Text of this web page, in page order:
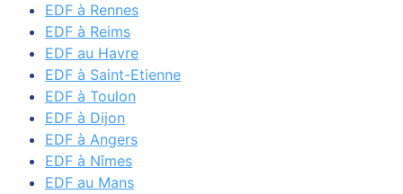
EDF à Rennes
EDF à Reims
EDF au Havre
EDF à Saint-Etienne
EDF à Toulon
EDF à Dijon
EDF à Angers
EDF à Nîmes
EDF au Mans